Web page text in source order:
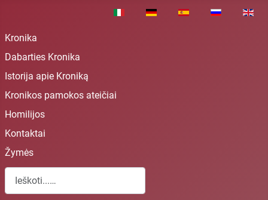
Pasirinkite savo kalbą
Kronika
Dabarties Kronika
Istorija apie Kroniką
Kronikos pamokos ateičiai
Homilijos
Kontaktai
Žymės
Paieška